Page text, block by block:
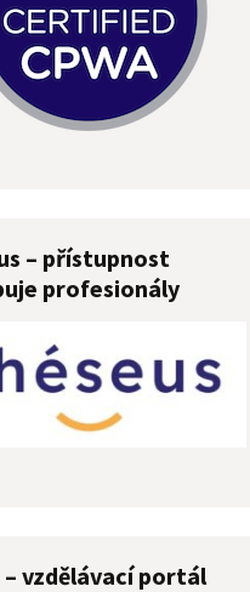
– přístupnost
profesionály
– vzdělávací portál